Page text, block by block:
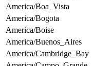
America/Boa_Vista
America/Bogota
America/Boise
America/Buenos_Aires
America/Cambridge_Bay